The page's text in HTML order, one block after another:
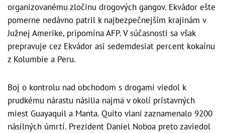
organizovanému zločinu drogových gangov. Ekvádor ešte
pomerne nedávno patril k najbezpečnejším krajinám v
Južnej Amerike, pripomína AFP. V súčasnosti sa však
prepravuje cez Ekvádor asi sedemdesiat percent kokaínu
z Kolumbie a Peru.
Boj o kontrolu nad obchodom s drogami viedol k
prudkému nárastu násilia najmä v okolí prístavných
miest Guayaquil a Manta. Quito vlani zaznamenalo 9200
násilných úmrtí. Prezident Daniel Noboa preto zaviedol